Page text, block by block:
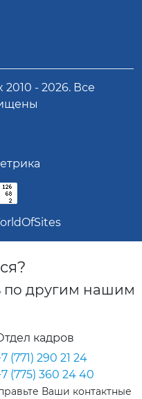
2010 - 2026. Все
по другим нашим
кадров
(771) 290 21 24
(775) 360 24 40
Ваши контактные